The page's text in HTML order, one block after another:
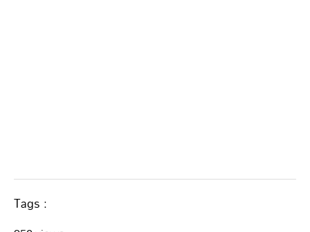
Tags :